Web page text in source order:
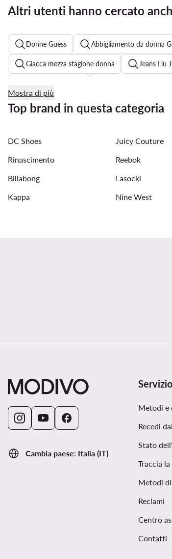
Altri utenti hanno cercato
Donne Guess Abbigliamento da donna
Giacca mezza stagione donna Jeans Liu
Camicia Ralph Lauren donna Giubbotto
Cappotto Rinascimento donna Jeans
Mostra di più
Top brand in questa categoria
DC Shoes Juicy Couture
Rinascimento
Reebok
Billabong
Lasocki
Kappa
Nine West
Cambia paese: Italia (IT)
Metodi e
Recedi
Stato
Traccia
Metodi
Reclami
Centro
Contatti